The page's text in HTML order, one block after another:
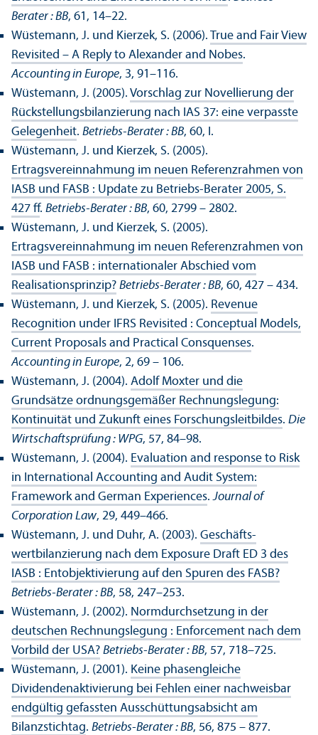
Berater : BB, 61, 14–22.
Wüstemann, J. und Kierzek, S. (2006). True and Fair View
Revisited – A Reply to Alexander and Nobes.
Accounting in Europe, 3, 91–116.
Wüstemann, J. (2005). Vorschlag zur Novellierung der
Rückstellungs­bilanzierung nach IAS 37: eine verpasste
Gelegenheit. Betriebs-Berater : BB, 60, I.
Wüstemann, J. und Kierzek, S. (2005).
Ertragsvereinnahmung im neuen Referenzrahmen von
IASB und FASB : Update zu Betriebs-Berater 2005, S.
427 ff. Betriebs-Berater : BB, 60, 2799 – 2802.
Wüstemann, J. und Kierzek, S. (2005).
Ertragsvereinnahmung im neuen Referenzrahmen von
IASB und FASB : internationaler Abschied vom
Realisations­prinzip? Betriebs-Berater : BB, 60, 427 – 434.
Wüstemann, J. und Kierzek, S. (2005). Revenue
Recognition under IFRS Revisited : Conceptual Models,
Current Proposals and Practical Consquenses.
Accounting in Europe, 2, 69 – 106.
Wüstemann, J. (2004). Adolf Moxter und die
Grundsätze ordnungs­gemäßer Rechnungs­legung:
Kontinuität und Zukunft eines Forschungs­leitbildes. Die
Wirtschafts­prüfung : WPG, 57, 84–98.
Wüstemann, J. (2004). Evaluation and response to Risk
in International Accounting and Audit System:
Framework and German Experiences.Journal of
Corporation Law, 29, 449–466.
Wüstemann, J. und Duhr, A. (2003). Geschäfts­
wertbilanzierung nach dem Exposure Draft ED 3 des
IASB : Entobjektivierung auf den Spuren des FASB?
Betriebs-Berater : BB, 58, 247–253.
Wüstemann, J. (2002). Normdurchsetzung in der
deutschen Rechnungs­legung : Enforcement nach dem
Vorbild der USA? Betriebs-Berater : BB, 57, 718–725.
Wüstemann, J. (2001). Keine phasengleiche
Dividendenaktivierung bei Fehlen einer nachweisbar
endgültig gefassten Ausschüttungs­absicht am
Bilanzstichtag. Betriebs-Berater : BB, 56, 875 – 877.